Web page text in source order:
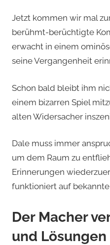
Jetzt kommen wir mal
berühmt-berüchtigte
erwacht in einem
seine Vergangenheit
Schon bald bleibt ihm
einem bizarren Spiel
alten Widersacher
Dale muss immer
um dem Raum zu
Erinnerungen
funktioniert auf bekannte
Der Macher
und